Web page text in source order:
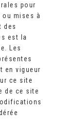
pour
mises à
des
est la
Les
en vigueur
ce site
de ce site